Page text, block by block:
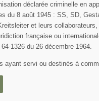
de contact dans
déclarée criminelle en
du 8 août 1945 : SS, SD,
et leurs
française ou
1326 du 26 décembre 1964.
servi ou destinés à